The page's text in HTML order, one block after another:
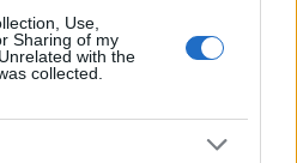
Use,
Sharing of my
with the
collected.
szükség esetén szakértői
ismeretek után, tekintsd
Könyvelő